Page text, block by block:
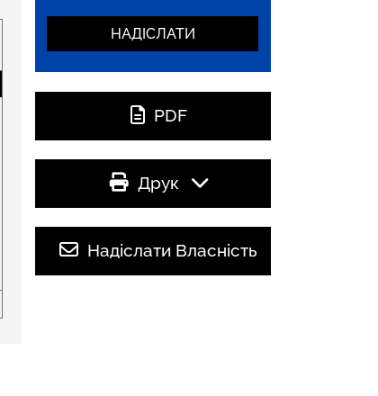
PDF
Друк
Надіслати Власність